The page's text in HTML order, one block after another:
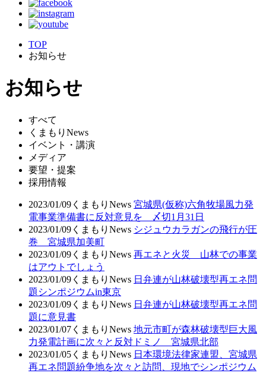
TOP
お知らせ
お知らせ
すべて
くまもりNews
イベント・講演
メディア
要望・提案
採用情報
2023/01/09 くまもりNews 宮城県(仮称)六角牧場風力発
電事業準備書に反対意見を 〆切1月31日
2023/01/09 くまもりNews シジュウカラガンの飛行が圧
巻 宮城県加美町
2023/01/09 くまもりNews 再エネと火災 山林での事業
はアウトでしょう
2023/01/09 くまもりNews 日弁連が山林破壊型再エネ問
題シンポジウムin東京
2023/01/09 くまもりNews 日弁連が山林破壊型再エネ問
題に意見書
2023/01/07 くまもりNews 地元市町が森林破壊型巨大風
力発電計画に次々と反対ドミノ 宮城県北部
2023/01/05 くまもりNews 日本環境法律家連盟、宮城県
再エネ問題紛争地を次々と訪問、現地でシンポジウム